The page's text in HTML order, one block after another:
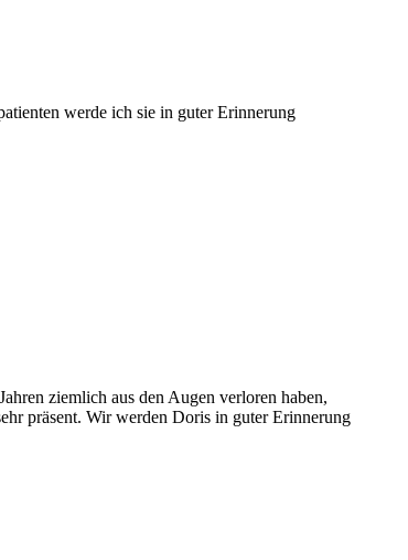
werde ich sie in guter Erinnerung
ziemlich aus den Augen verloren haben,
präsent. Wir werden Doris in guter Erinnerung